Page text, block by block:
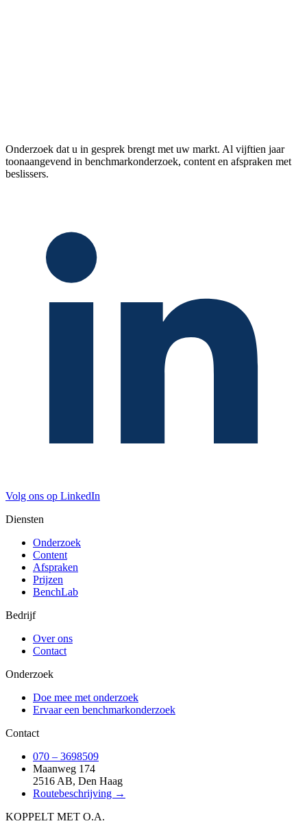
Onderzoek dat u in gesprek brengt met uw markt. Al vijftien jaar
toonaangevend in benchmarkonderzoek, content en afspraken met
beslissers.
Volg ons op LinkedIn
Diensten
Onderzoek
Content
Afspraken
Prijzen
BenchLab
Bedrijf
Over ons
Contact
Onderzoek
Doe mee met onderzoek
Ervaar een benchmarkonderzoek
Contact
070 – 3698509
Maanweg 174
2516 AB, Den Haag
Routebeschrijving →
KOPPELT MET O.A.